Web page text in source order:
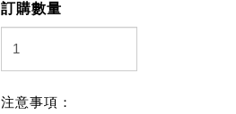
訂購數量
注意事項：